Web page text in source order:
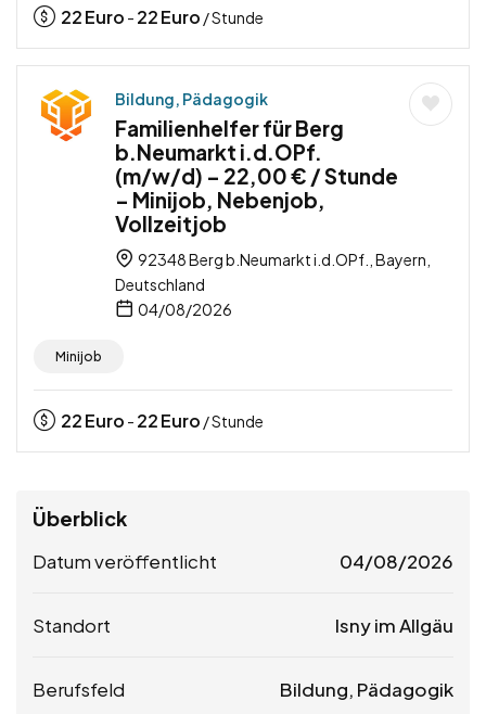
22Euro - 22Euro / Stunde
Bildung, Pädagogik
Familienhelfer für Berg
b.Neumarkt i.d.OPf.
(m/w/d) – 22,00 € / Stunde
– Minijob, Nebenjob,
Vollzeitjob
92348 Berg b.Neumarkt i.d.OPf., Bayern,
Deutschland
04/08/2026
Minijob
22Euro - 22Euro / Stunde
Überblick
Datum veröffentlicht 04/08/2026
Standort Isny im Allgäu
Berufsfeld Bildung, Pädagogik